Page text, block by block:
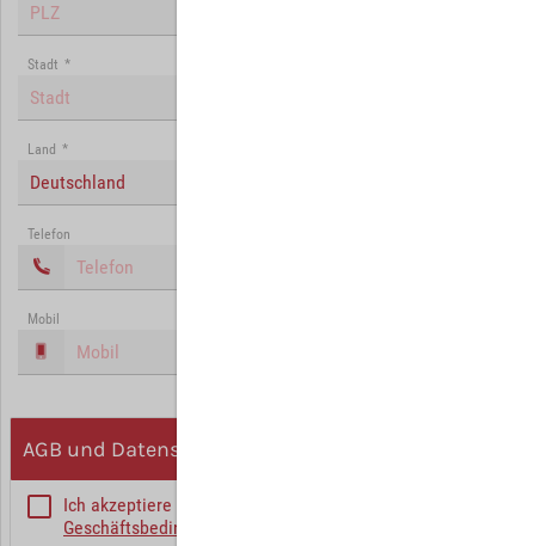
Stadt *
Land *
Deutschland
Telefon
Mobil
AGB und Datenschutz
Ich akzeptiere die
Geschäftsbedingungen